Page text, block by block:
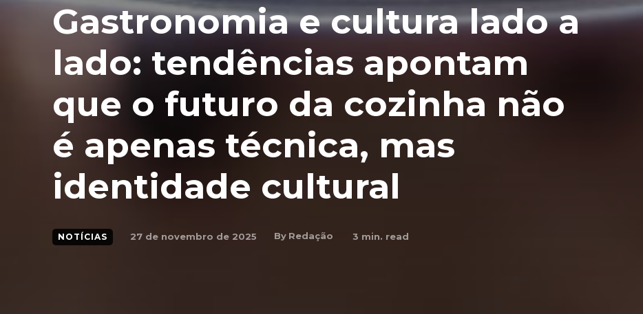
Gastronomia e cultura lado a
lado: tendências apontam
que o futuro da cozinha não
é apenas técnica, mas
identidade cultural
NOTÍCIAS 27 de novembro de 2025 By Redação 3 min. read